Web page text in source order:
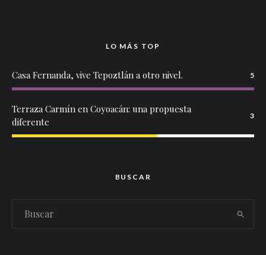
LO MÁS TOP
Casa Fernanda, vive Tepoztlán a otro nivel. 5
Terraza Carmín en Coyoacán: una propuesta
diferente
3
BUSCAR